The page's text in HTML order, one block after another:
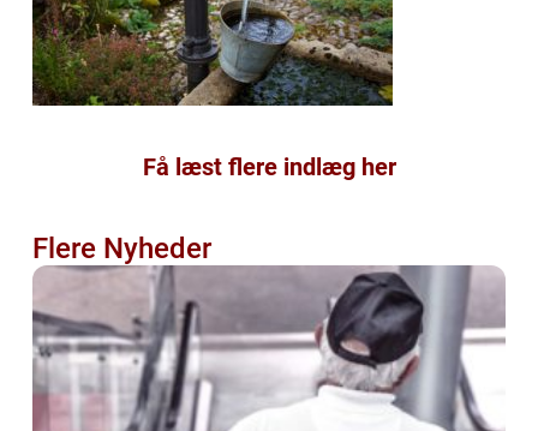
Få læst flere indlæg her
Flere Nyheder